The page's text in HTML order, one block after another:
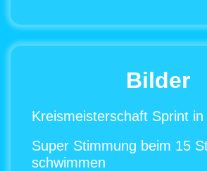
Bilder
Kreismeisterschaft Sprint
Super Stimmung beim 15
schwimmen